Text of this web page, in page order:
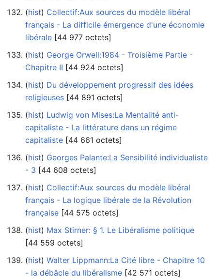
(hist) ‎ Collectif:Aux sources du modèle libéral
français - La difficile émergence d'une économie
libérale ‎[44 977 octets]
(hist) ‎ George Orwell:1984 - Troisième Partie -
Chapitre II ‎[44 924 octets]
(hist) ‎ Du développement progressif des idées
religieuses ‎[44 891 octets]
(hist) ‎ Ludwig von Mises:La Mentalité anti-
capitaliste - La littérature dans un régime
capitaliste ‎[44 661 octets]
(hist) ‎ Georges Palante:La Sensibilité individualiste
- 3 ‎[44 608 octets]
(hist) ‎ Collectif:Aux sources du modèle libéral
français - La logique libérale de la Révolution
française ‎[44 575 octets]
(hist) ‎ Max Stirner: § 1. Le Libéralisme politique
‎[44 559 octets]
(hist) ‎ Walter Lippmann:La Cité libre - Chapitre 10
- la débâcle du libéralisme ‎[42 571 octets]